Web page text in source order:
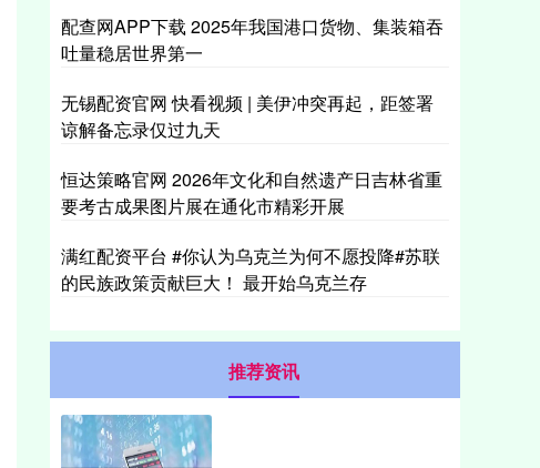
配查网APP下载 2025年我国港口货物、集装箱吞
吐量稳居世界第一
无锡配资官网 快看视频 | 美伊冲突再起，距签署
谅解备忘录仅过九天
恒达策略官网 2026年文化和自然遗产日吉林省重
要考古成果图片展在通化市精彩开展
满红配资平台 #你认为乌克兰为何不愿投降#苏联
的民族政策贡献巨大！ 最开始乌克兰存
推荐资讯